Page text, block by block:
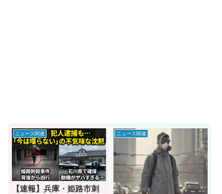
ニュース関連
【速報】兵庫・姫路市刺
ニュース関連